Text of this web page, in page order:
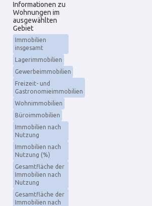
Informationen zu
Wohnungen im
ausgewählten
Gebiet
Immobilien
insgesamt
Lagerimmobilien
Gewerbeimmobilien
Freizeit- und
Gastronomieimmobilien
Wohnimmobilien
Büroimmobilien
Immobilien nach
Nutzung
Immobilien nach
Nutzung (%)
Gesamtfläche der
Immobilien nach
Nutzung
Gesamtfläche der
Immobilien nach